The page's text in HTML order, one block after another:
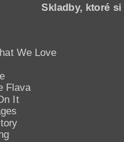
Skladby, ktoré
We Love
Flava
It